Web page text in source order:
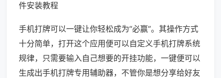
件安装教程
手机打牌可以一键让你轻松成为“必赢”。其操作方式
十分简单，打开这个应用便可以自定义手机打牌系统
规律，只需要输入自己想要的开挂功能，一键便可以
生成出手机打牌专用辅助器，不管你是想分享给好友